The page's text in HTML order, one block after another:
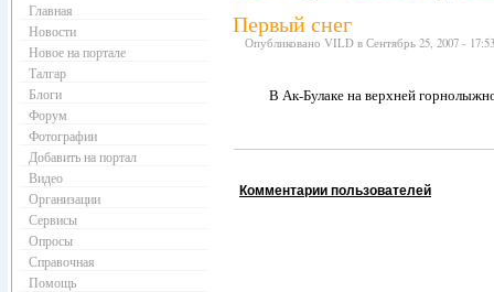
Первый снег
Опубликовано VILD в Сентябрь 25, 2007 -
В Ак-Булаке на верхней
Комментарии пользователей
Главная
Новости
Новое на портале
Талгар
Блоги
Форум
Фотографии
Добавить на портал
Видео
Организации
Сервисы
Опросы
Справочная
Помощь